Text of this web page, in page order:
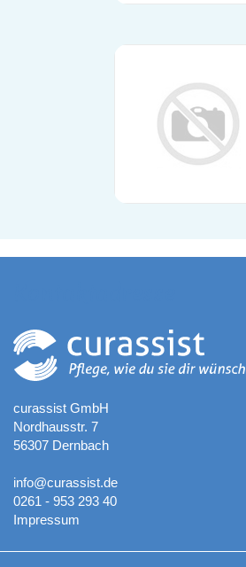
curassist GmbH
Nordhausstr. 7
56307 Dernbach
info@curassist.de
0261 - 953 293 40
Impressum